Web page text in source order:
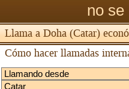
no
Llama a Doha (Catar)
Cómo hacer llamadas